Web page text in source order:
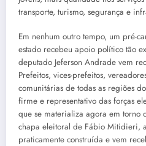
transporte, turismo, segurança e
Em nenhum outro tempo, um pré-
estado recebeu apoio político tão
deputado Jeferson Andrade vem
Prefeitos, vices-prefeitos,
comunitárias de todas as regiões
firme e representativo das forças
que se materializa agora em torno
chapa eleitoral de Fábio Mitidieri,
praticamente construída e vem